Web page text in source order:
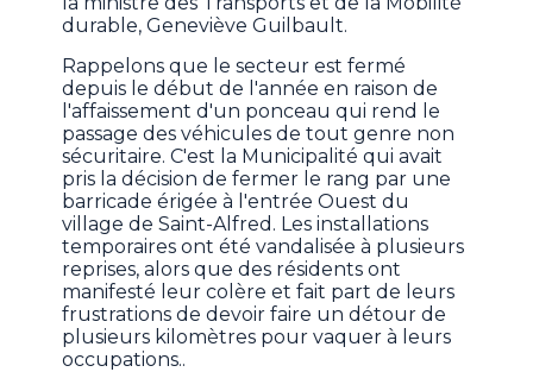
durable, Geneviève Guilbault.
Rappelons que le secteur est fermé
depuis le début de l'année en raison de
l'affaissement d'un ponceau qui rend le
passage des véhicules de tout genre non
sécuritaire. C'est la Municipalité qui avait
pris la décision de fermer le rang par une
barricade érigée à l'entrée Ouest du
village de Saint-Alfred. Les installations
temporaires ont été vandalisée à plusieurs
reprises, alors que des résidents ont
manifesté leur colère et fait part de leurs
frustrations de devoir faire un détour de
plusieurs kilomètres pour vaquer à leurs
occupations..